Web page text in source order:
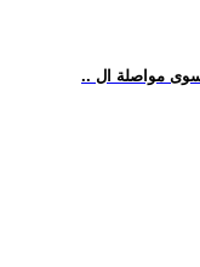
سوى مواصلة ال